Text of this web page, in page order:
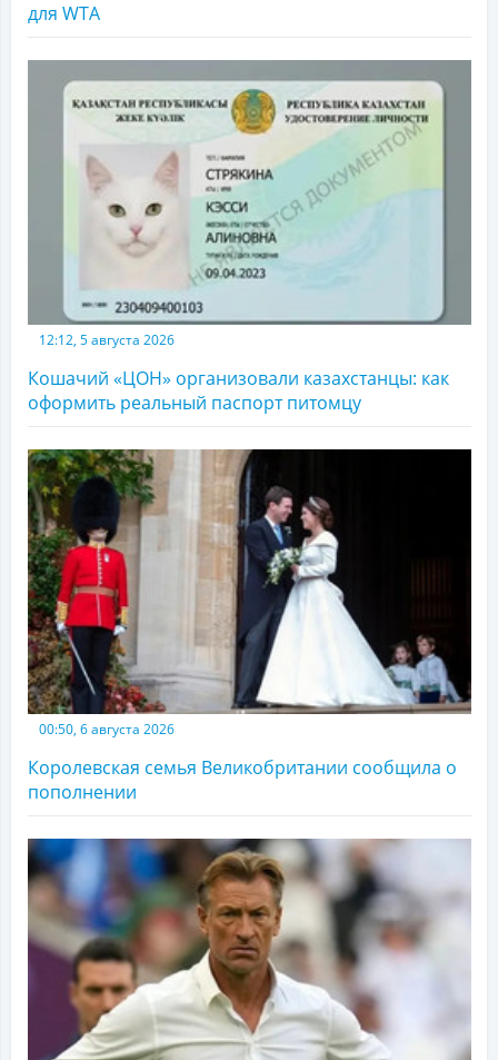
для WTA
12:12, 5 августа 2026
Кошачий «ЦОН» организовали казахстанцы: как
оформить реальный паспорт питомцу
00:50, 6 августа 2026
Королевская семья Великобритании сообщила о
пополнении